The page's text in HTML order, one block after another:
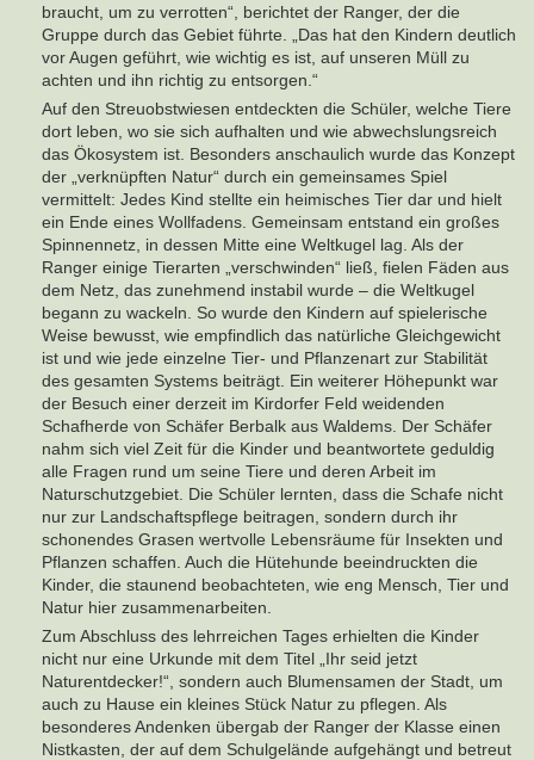
braucht, um zu verrotten“, berichtet der Ranger, der die
Gruppe durch das Gebiet führte. „Das hat den Kindern deutlich
vor Augen geführt, wie wichtig es ist, auf unseren Müll zu
achten und ihn richtig zu entsorgen.“
Auf den Streuobstwiesen entdeckten die Schüler, welche Tiere
dort leben, wo sie sich aufhalten und wie abwechslungsreich
das Ökosystem ist. Besonders anschaulich wurde das Konzept
der „verknüpften Natur“ durch ein gemeinsames Spiel
vermittelt: Jedes Kind stellte ein heimisches Tier dar und hielt
ein Ende eines Wollfadens. Gemeinsam entstand ein großes
Spinnennetz, in dessen Mitte eine Weltkugel lag. Als der
Ranger einige Tierarten „verschwinden“ ließ, fielen Fäden aus
dem Netz, das zunehmend instabil wurde – die Weltkugel
begann zu wackeln. So wurde den Kindern auf spielerische
Weise bewusst, wie empfindlich das natürliche Gleichgewicht
ist und wie jede einzelne Tier- und Pflanzenart zur Stabilität
des gesamten Systems beiträgt. Ein weiterer Höhepunkt war
der Besuch einer derzeit im Kirdorfer Feld weidenden
Schafherde von Schäfer Berbalk aus Waldems. Der Schäfer
nahm sich viel Zeit für die Kinder und beantwortete geduldig
alle Fragen rund um seine Tiere und deren Arbeit im
Naturschutzgebiet. Die Schüler lernten, dass die Schafe nicht
nur zur Landschaftspflege beitragen, sondern durch ihr
schonendes Grasen wertvolle Lebensräume für Insekten und
Pflanzen schaffen. Auch die Hütehunde beeindruckten die
Kinder, die staunend beobachteten, wie eng Mensch, Tier und
Natur hier zusammenarbeiten.
Zum Abschluss des lehrreichen Tages erhielten die Kinder
nicht nur eine Urkunde mit dem Titel „Ihr seid jetzt
Naturentdecker!“, sondern auch Blumensamen der Stadt, um
auch zu Hause ein kleines Stück Natur zu pflegen. Als
besonderes Andenken übergab der Ranger der Klasse einen
Nistkasten, der auf dem Schulgelände aufgehängt und betreut